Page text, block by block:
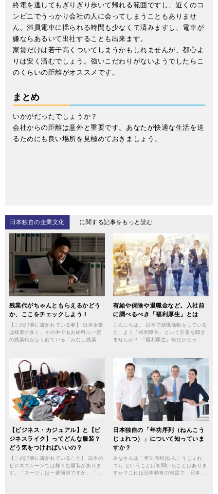
終電を逃してもぎりぎり歩いて帰れる範囲ですし、近くのコ
ンビニでうっかり会社の人に会ってしまうこともありませ
ん。満員電車に揺られる時間も少なくて済みますし、電車が
嫌ならあるいて出社することも出来ます。
家賃だけは若干高くついてしまうかもしれませんが、都心よ
りは安く済むでしょう。強いこだわりがないようでしたらこ
のくらいの距離がオススメです。
まとめ
いかがだったでしょうか？
会社からの距離は意外と重要です。あなたが快適な生活を送
るためにも良い場所を見極めておきましょう。
日本独自の企業文化 に関する記事をもっと読む
残業代がちゃんともらえるかどう
か、ここをチェックしよう！
【この記事に書かれている事】 日本企業
は残業が多く、その中でもお給料に一定
の残業代がふく前ている「みなし残業…
有給や保険や退職金など。入社前
に調べるべき「福利厚生」とは
こんにちは。 日本で就職活動をしている
と、よく「福利厚生」という言葉を聞き
ませんか？ 「福利厚生」何だかとっ…
【ビジネス・カジュアル】と【ビ
ジネスライク】ってどんな服装？
どう気をつければいいの？
【この記事に書かれていること】 日本の
ビジネスシーンでは様々な服装がありま
す。「スーツ」は一番簡単ですが、「…
日本独自の「年功序列（ねんこう
じょれつ）」について知っていま
すか？
みなさんは「年功序列(ねんこうじょれ
つ)」ということばを聞いたことはありま
すか？これは日本特有の制度で、日本…